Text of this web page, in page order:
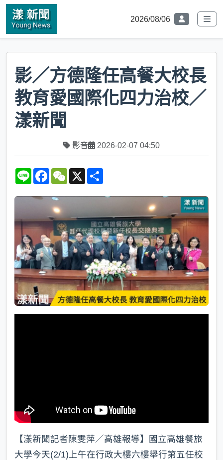
2026/08/06
影／方德隆任高餐大校長
教育愛國際化四力治校／
漾新聞
影音 2026-02-07 04:50
L
e
F
e
o
o
k
W
h
X
r
【漾新聞記者陳雯萍／高雄報導】國立高雄餐旅
大學今天(2/1)上午在行政大樓六樓舉行第五任校